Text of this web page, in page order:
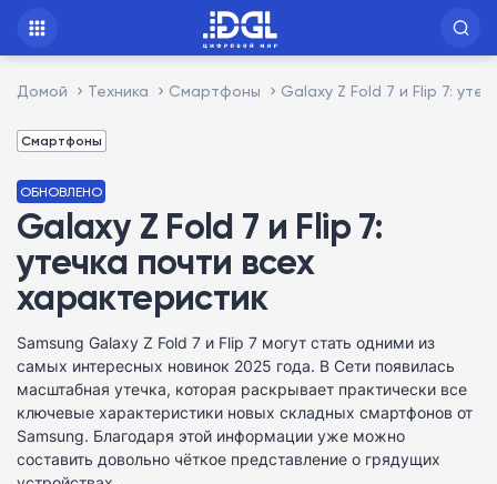
Домой Техника Смартфоны Galaxy Z Fold 7 и Flip 7:
Смартфоны
ОБНОВЛЕНО
Galaxy Z Fold 7 и Flip 7:
утечка почти всех
характеристик
Samsung Galaxy Z Fold 7 и Flip 7 могут стать одними из
самых интересных новинок 2025 года. В Сети появилась
масштабная утечка, которая раскрывает практически все
ключевые характеристики новых складных смартфонов от
Samsung. Благодаря этой информации уже можно
составить довольно чёткое представление о грядущих